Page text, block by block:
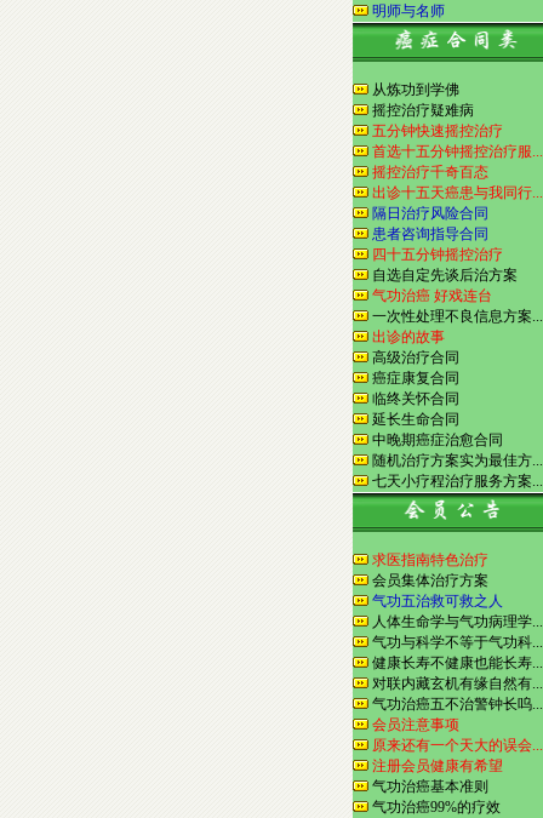
明师与名师
从炼功到学佛
摇控治疗疑难病
五分钟快速摇控治疗
首选十五分钟摇控治疗服...
摇控治疗千奇百态
出诊十五天癌患与我同行...
隔日治疗风险合同
患者咨询指导合同
四十五分钟摇控治疗
自选自定先谈后治方案
气功治癌 好戏连台
一次性处理不良信息方案...
出诊的故事
高级治疗合同
癌症康复合同
临终关怀合同
延长生命合同
中晚期癌症治愈合同
随机治疗方案实为最佳方...
七天小疗程治疗服务方案...
求医指南特色治疗
会员集体治疗方案
气功五治救可救之人
人体生命学与气功病理学...
气功与科学不等于气功科...
健康长寿不健康也能长寿...
对联内藏玄机有缘自然有...
气功治癌五不治警钟长呜...
会员注意事项
原来还有一个天大的误会...
注册会员健康有希望
气功治癌基本准则
气功治癌99%的疗效